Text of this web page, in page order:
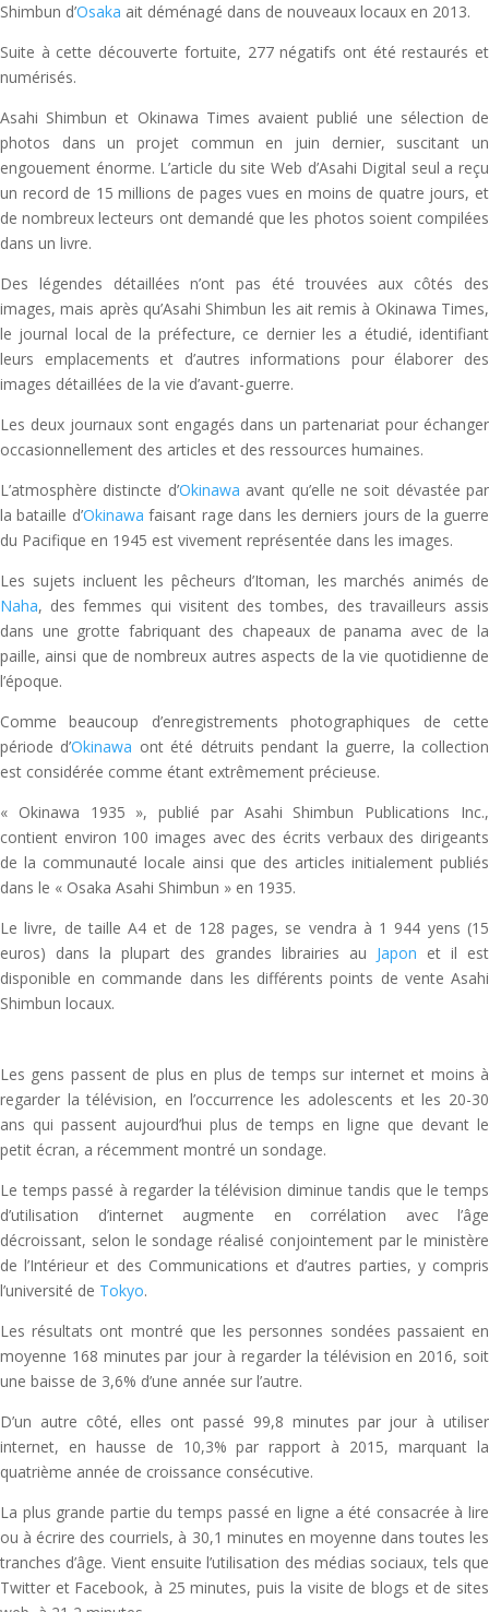
Shimbun d’Osaka ait déménagé dans de nouveaux locaux en 2013.
Suite à cette découverte fortuite, 277 négatifs ont été restaurés et
numérisés.
Asahi Shimbun et Okinawa Times avaient publié une sélection de
photos dans un projet commun en juin dernier, suscitant un
engouement énorme. L’article du site Web d’Asahi Digital seul a reçu
un record de 15 millions de pages vues en moins de quatre jours, et
de nombreux lecteurs ont demandé que les photos soient compilées
dans un livre.
Des légendes détaillées n’ont pas été trouvées aux côtés des
images, mais après qu’Asahi Shimbun les ait remis à Okinawa Times,
le journal local de la préfecture, ce dernier les a étudié, identifiant
leurs emplacements et d’autres informations pour élaborer des
images détaillées de la vie d’avant-guerre.
Les deux journaux sont engagés dans un partenariat pour échanger
occasionnellement des articles et des ressources humaines.
L’atmosphère distincte d’Okinawa avant qu’elle ne soit dévastée par
la bataille d’Okinawa faisant rage dans les derniers jours de la guerre
du Pacifique en 1945 est vivement représentée dans les images.
Les sujets incluent les pêcheurs d’Itoman, les marchés animés de
Naha, des femmes qui visitent des tombes, des travailleurs assis
dans une grotte fabriquant des chapeaux de panama avec de la
paille, ainsi que de nombreux autres aspects de la vie quotidienne de
l’époque.
Comme beaucoup d’enregistrements photographiques de cette
période d’Okinawa ont été détruits pendant la guerre, la collection
est considérée comme étant extrêmement précieuse.
« Okinawa 1935 », publié par Asahi Shimbun Publications Inc.,
contient environ 100 images avec des écrits verbaux des dirigeants
de la communauté locale ainsi que des articles initialement publiés
dans le « Osaka Asahi Shimbun » en 1935.
Le livre, de taille A4 et de 128 pages, se vendra à 1 944 yens (15
euros) dans la plupart des grandes librairies au Japon et il est
disponible en commande dans les différents points de vente Asahi
Shimbun locaux.
Les gens passent de plus en plus de temps sur internet et moins à
regarder la télévision, en l’occurrence les adolescents et les 20-30
ans qui passent aujourd’hui plus de temps en ligne que devant le
petit écran, a récemment montré un sondage.
Le temps passé à regarder la télévision diminue tandis que le temps
d’utilisation d’internet augmente en corrélation avec l’âge
décroissant, selon le sondage réalisé conjointement par le ministère
de l’Intérieur et des Communications et d’autres parties, y compris
l’université de Tokyo.
Les résultats ont montré que les personnes sondées passaient en
moyenne 168 minutes par jour à regarder la télévision en 2016, soit
une baisse de 3,6% d’une année sur l’autre.
D’un autre côté, elles ont passé 99,8 minutes par jour à utiliser
internet, en hausse de 10,3% par rapport à 2015, marquant la
quatrième année de croissance consécutive.
La plus grande partie du temps passé en ligne a été consacrée à lire
ou à écrire des courriels, à 30,1 minutes en moyenne dans toutes les
tranches d’âge. Vient ensuite l’utilisation des médias sociaux, tels que
Twitter et Facebook, à 25 minutes, puis la visite de blogs et de sites